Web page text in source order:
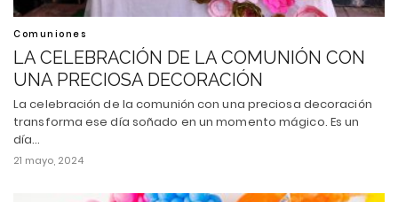
Comuniones
LA CELEBRACIÓN DE LA COMUNIÓN CON
UNA PRECIOSA DECORACIÓN
La celebración de la comunión con una preciosa decoración
transforma ese día soñado en un momento mágico. Es un
día…
21 mayo, 2024